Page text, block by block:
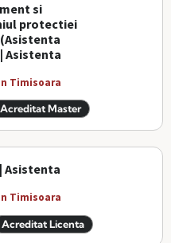
si
protectiei
Asistenta
Timisoara
Acreditat Master
Asistenta
Timisoara
Acreditat Licenta